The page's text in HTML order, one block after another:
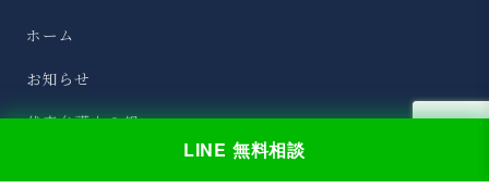
LINE 無料相談
ホーム
お知らせ
代表弁護士の想い